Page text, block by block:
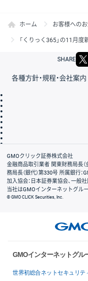
ホーム お客様への
「くりっく365」の11月
SHARE
各種方針・規程・会社案内
会社案内
GMOクリック証券株式会社
金融商品取引業者 関東財務局長
務局長（銀代）第330号 所属銀行
加入協会：日本証券業協会、一般
当社はGMOインターネットグル
© GMO CLICK Securities, Inc.
GMOインターネットグル
世界初総合ネットセキュリテ